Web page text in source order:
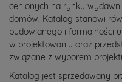
cenionych na rynku
domów. Katalog stanowi
budowlanego i formalności
w projektowaniu oraz
związane z wyborem
Katalog jest sprzedawany